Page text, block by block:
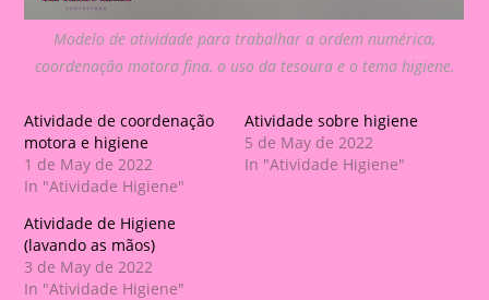
Modelo de atividade para trabalhar a ordem numérica,
coordenação motora fina, o uso da tesoura e o tema higiene.
Atividade de coordenação
motora e higiene
1 de May de 2022
In "Atividade Higiene"
Atividade sobre higiene
5 de May de 2022
In "Atividade Higiene"
Atividade de Higiene
(lavando as mãos)
3 de May de 2022
In "Atividade Higiene"